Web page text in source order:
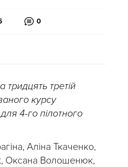
0
тридцять третій
курсу
4-го пілотного
Аліна Ткаченко,
Оксана Волошенюк,